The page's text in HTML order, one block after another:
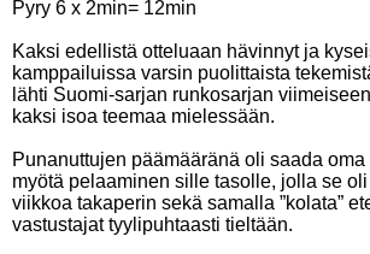
Pyry 6 x 2min= 12min
Kaksi edellistä otteluaan hävinnyt ja
kamppailuissa varsin puolittaista
lähti Suomi-sarjan runkosarjan
kaksi isoa teemaa mielessään.
Punanuttujen päämääränä oli saada
myötä pelaaminen sille tasolle, jolla se
viikkoa takaperin sekä samalla ”kolata”
vastustajat tyylipuhtaasti tieltään.